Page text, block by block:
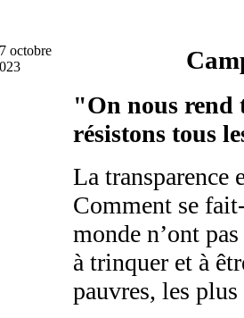
octobre
"On nous rend
résistons tous
La transparence
Comment se
monde n’ont
à trinquer et à
pauvres, les